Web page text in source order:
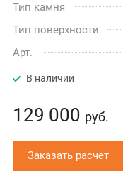
Тип камня
Тип поверхности
Арт.
В наличии
129 000 руб.
Заказать расчет